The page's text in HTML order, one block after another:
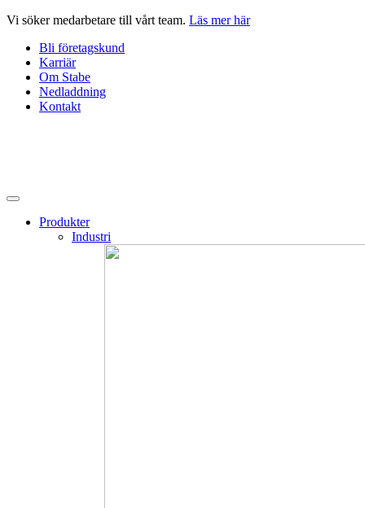
Hoppa
innehåll
Vi söker medarbetare till vårt team. Läs mer här
Bli företagskund
Karriär
Om Stabe
Nedladdning
Kontakt
Produkter
Industri